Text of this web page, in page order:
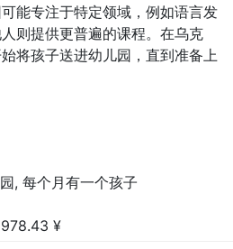
能专注于特定领域，例如语言发
则提供更普遍的课程。在乌克
将孩子送进幼儿园，直到准备上
, 每个月有一个孩子
978.43 ¥